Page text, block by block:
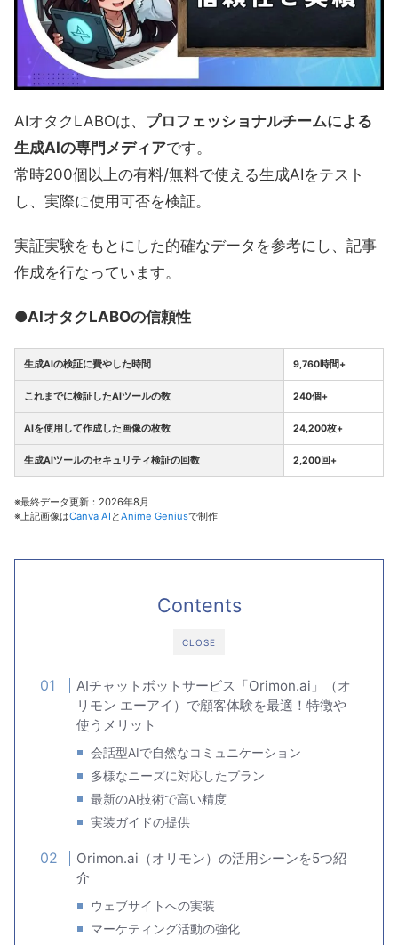
AIオタクLABOは、 プロフェッショナルチームによる
生成AIの専門メディアです。
常時200個以上の有料/無料で使える生成AIをテスト
し、実際に使用可否を検証。
実証実験をもとにした的確なデータを参考にし、記事
作成を行なっています。
●AIオタクLABOの信頼性
生成AIの検証に費やした時間 9,760時間+
これまでに検証したAIツールの数 240個+
AIを使用して作成した画像の枚数 24,200枚+
生成AIツールのセキュリティ検証の回数 2,200回+
※最終データ更新：2026年8月
※上記画像はCanva AI とAnime Geniusで制作
CLOSE
Contents
AIチャットボットサービス「Orimon.ai」（オ
リモン エーアイ）で顧客体験を最適！特徴や
使うメリット
会話型AIで自然なコミュニケーション
多様なニーズに対応したプラン
最新のAI技術で高い精度
実装ガイドの提供
Orimon.ai（オリモン）の活用シーンを5つ紹
介
ウェブサイトへの実装
マーケティング活動の強化